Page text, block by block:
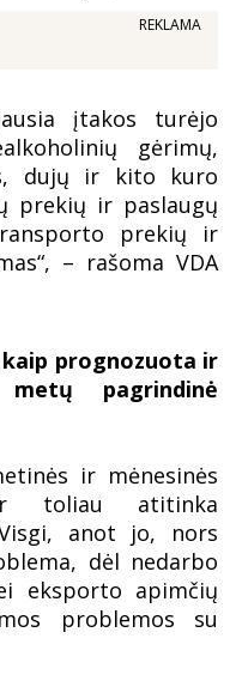
REKLAMA
įtakos turėjo
gėrimų,
dujų ir kito kuro
prekių ir paslaugų
prekių ir
– rašoma VDA
prognozuota ir
pagrindinė
ir mėnesinės
toliau atitinka
anot jo, nors
dėl nedarbo
eksporto apimčių
problemos su